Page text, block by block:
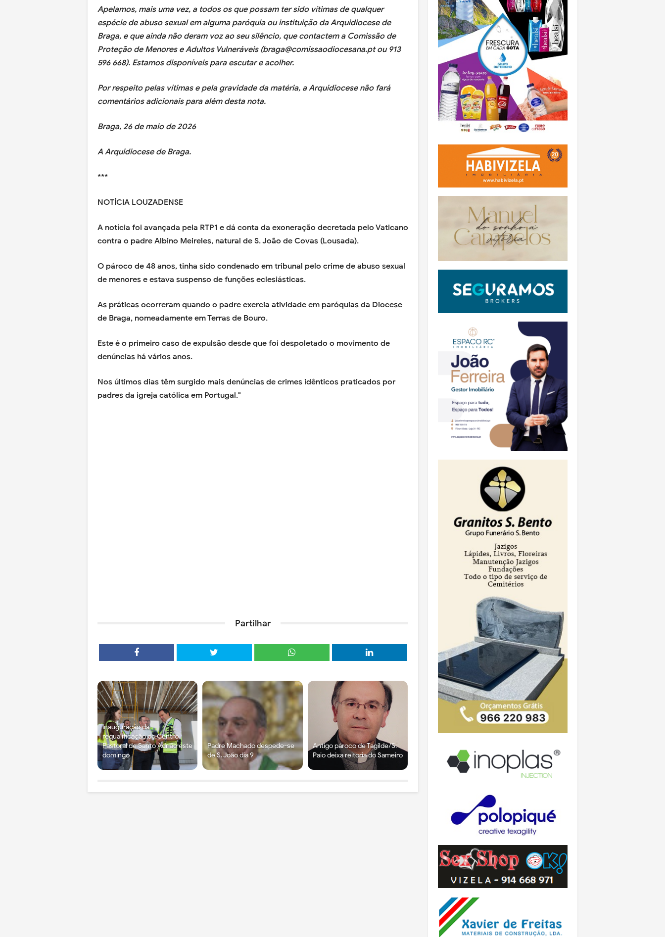
Apelamos, mais uma vez, a todos os que possam ter sido vítimas de qualquer
espécie de abuso sexual em alguma paróquia ou instituição da Arquidiocese de
Braga, e que ainda não deram voz ao seu silêncio, que contactem a Comissão de
Proteção de Menores e Adultos Vulneráveis (braga@comissaodiocesana.pt ou 913
596 668). Estamos disponíveis para escutar e acolher.
Por respeito pelas vítimas e pela gravidade da matéria, a Arquidiocese não fará
comentários adicionais para além desta nota.
Braga, 26 de maio de 2026
A Arquidiocese de Braga.
***
NOTÍCIA LOUZADENSE
A notícia foi avançada pela RTP1 e dá conta da exoneração decretada pelo Vaticano
contra o padre Albino Meireles, natural de S. João de Covas (Lousada).
O pároco de 48 anos, tinha sido condenado em tribunal pelo crime de abuso sexual
de menores e estava suspenso de funções eclesiásticas.
As práticas ocorreram quando o padre exercia atividade em paróquias da Diocese
de Braga, nomeadamente em Terras de Bouro.
Este é o primeiro caso de expulsão desde que foi despoletado o movimento de
denúncias há vários anos.
Nos últimos dias têm surgido mais denúncias de crimes idênticos praticados por
padres da igreja católica em Portugal."
Partilhar
Inauguração da
requalificação do Centro
Pastoral de Santo Adrião este
domingo
Padre Machado despede-se
de S. João dia 9
Antigo pároco de Tagilde/S.
Paio deixa reitoria do Sameiro